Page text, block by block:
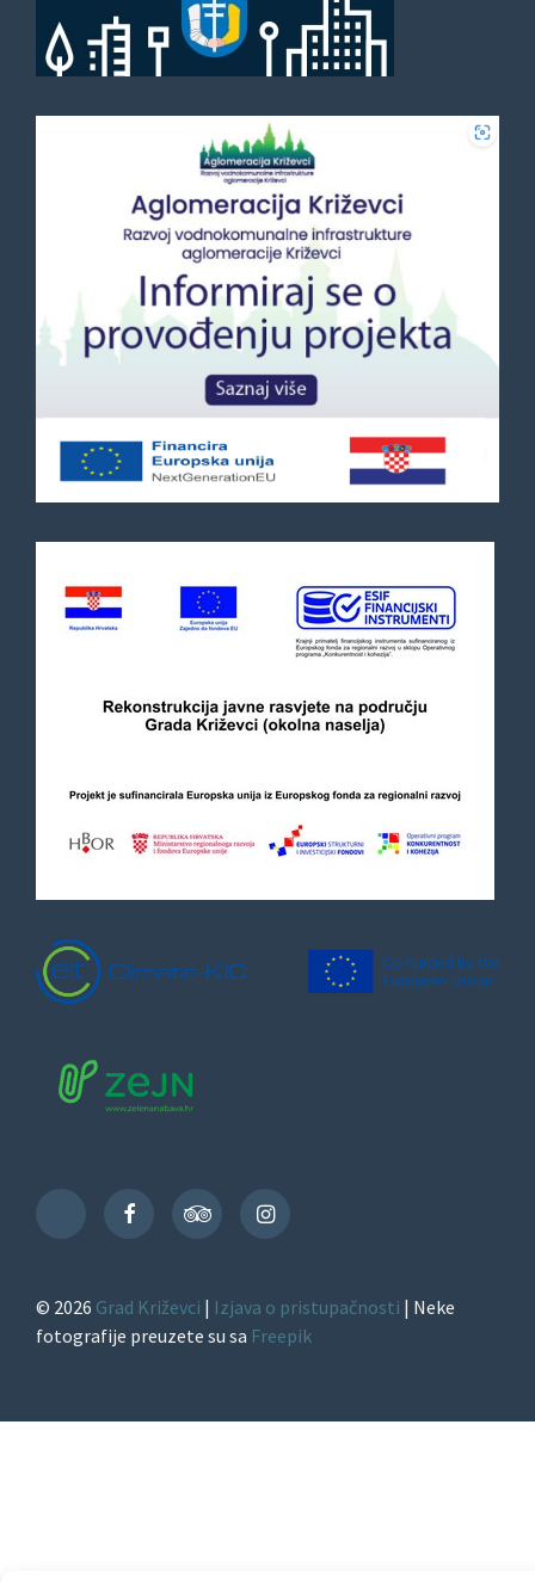
TikTok
FacebookTripAdvisorInstagram
© 2026 Grad Križevci | Izjava o pristupačnosti | Neke
fotografije preuzete su sa Freepik